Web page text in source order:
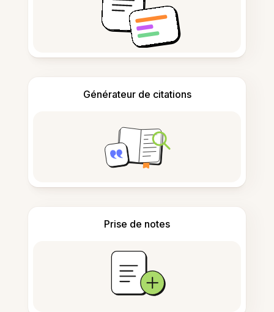
Générateur de citations
Prise de notes